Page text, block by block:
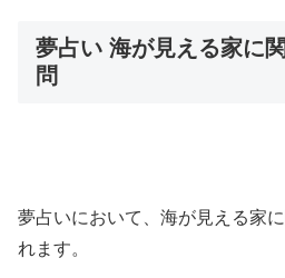
夢占い 海が見える家に
問
夢占いにおいて、海が見える家
れます。